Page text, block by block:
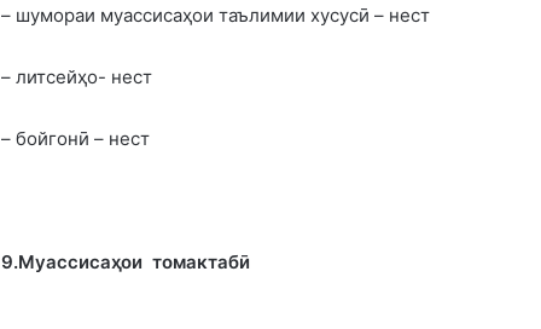
– шумораи муассисаҳои таълимии хусусӣ – нест
– литсейҳо- нест
– бойгонӣ – нест
9.Муассисаҳои томактабӣ